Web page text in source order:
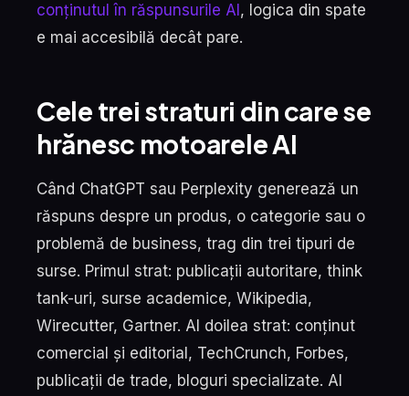
conținutul în răspunsurile AI , logica din spate
e mai accesibilă decât pare.
Cele trei straturi din care se
hrănesc motoarele AI
Când ChatGPT sau Perplexity generează un
răspuns despre un produs, o categorie sau o
problemă de business, trag din trei tipuri de
surse. Primul strat: publicații autoritare, think
tank-uri, surse academice, Wikipedia,
Wirecutter, Gartner. Al doilea strat: conținut
comercial și editorial, TechCrunch, Forbes,
publicații de trade, bloguri specializate. Al